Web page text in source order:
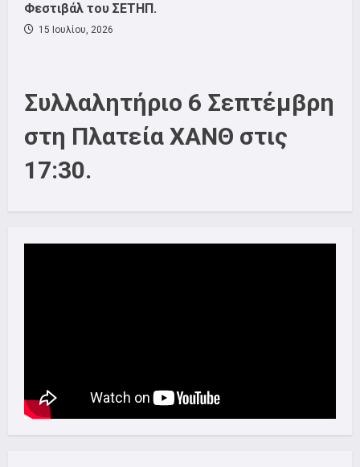
Φεστιβάλ του ΣΕΤΗΠ.
15 Ιουλίου, 2026
Συλλαλητήριο 6 Σεπτέμβρη
στη Πλατεία ΧΑΝΘ στις
17:30.